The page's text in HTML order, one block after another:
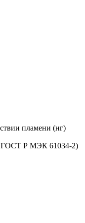
пламени (нг)
ГОСТ Р МЭК 61034-2)